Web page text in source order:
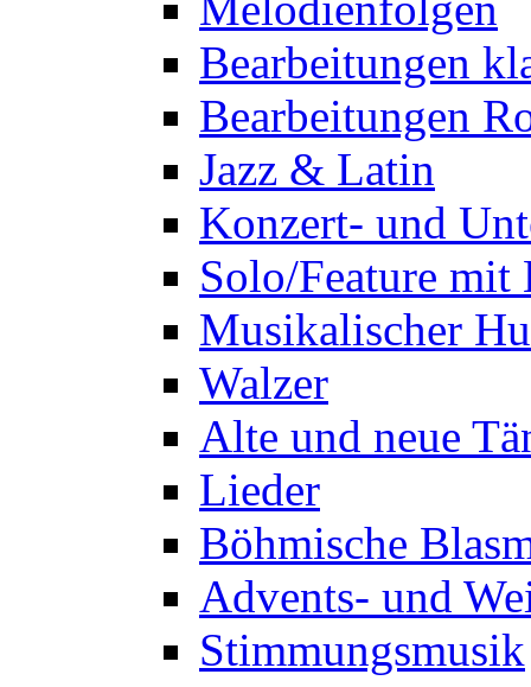
Fantasien und
Aus Opern und
Melodienfolgen
Bearbeitungen
Bearbeitungen
Jazz & Latin
Konzert- und
Solo/Feature mit
Musikalischer
Walzer
Alte und neue
Lieder